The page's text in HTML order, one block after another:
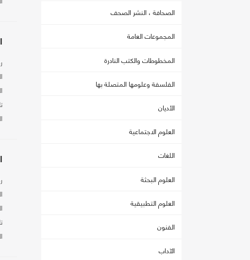
الصحافة ، النشر الصحف
المجموعات العامة
المخطوطات والكتب النادرة
الفلسفة وعلومها المتصلة بها
الأديان
العلوم الاجتماعية
اللغات
العلوم البحثة
العلوم التطبيقية
الفنون
الآداب